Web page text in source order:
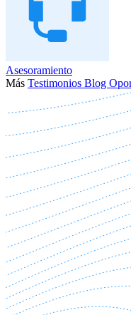
Asesoramiento
Más Testimonios Blog